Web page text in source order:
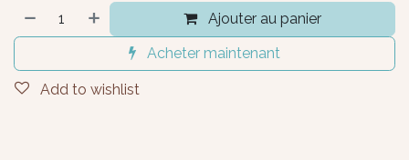
Ajouter au panier
Acheter maintenant
Add to wishlist